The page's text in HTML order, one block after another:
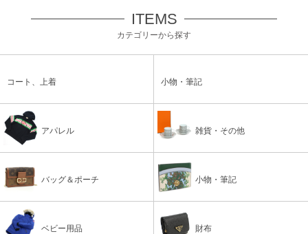
ITEMS
カテゴリーから探す
コート、上着 小物・筆記
アパレル 雑貨・その他
バッグ＆ポーチ 小物・筆記
ベビー用品 財布